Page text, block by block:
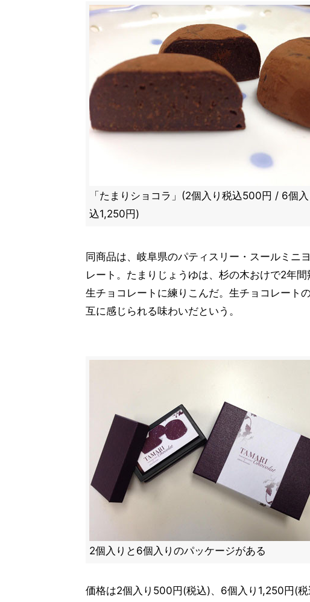
「たまりショコラ」(2個入り税込500円 / 6個
込1,250円)
同商品は、岐阜県のパティスリー・スールミニ
レート。たまりじょうゆは、杉の木おけで2年
生チョコレートに練りこんだ。生チョコレート
互に感じられる味わいだという。
2個入りと6個入りのパッケージがある
価格は2個入り500円(税込)、6個入り1,250円(